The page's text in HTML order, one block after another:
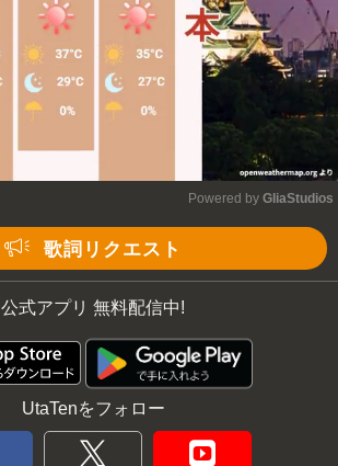
Powered by GliaStudios
歌詞リクエスト
公式アプリ 無料配信中!
UtaTenをフォロー